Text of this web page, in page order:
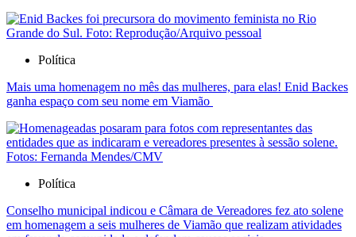
Política
Mais uma homenagem no mês das mulheres, para elas! Enid Backes
ganha espaço com seu nome em Viamão
Política
Conselho municipal indicou e Câmara de Vereadores fez ato solene
em homenagem a seis mulheres de Viamão que realizam atividades